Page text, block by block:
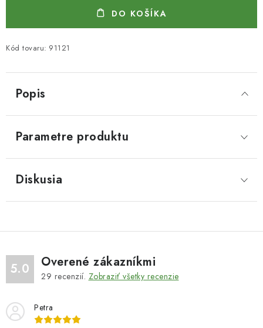
DO KOŠÍKA
Kód tovaru: 91121
Popis
Parametre produktu
Diskusia
5.0 Overené zákazníkmi
29 recenzií. Zobraziť všetky recenzie
Petra